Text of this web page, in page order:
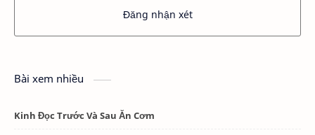
Đăng nhận xét
Bài xem nhiều
Kinh Đọc Trước Và Sau Ăn Cơm